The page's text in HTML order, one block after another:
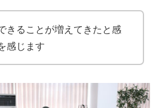
きることが増えてきたと感
感じます